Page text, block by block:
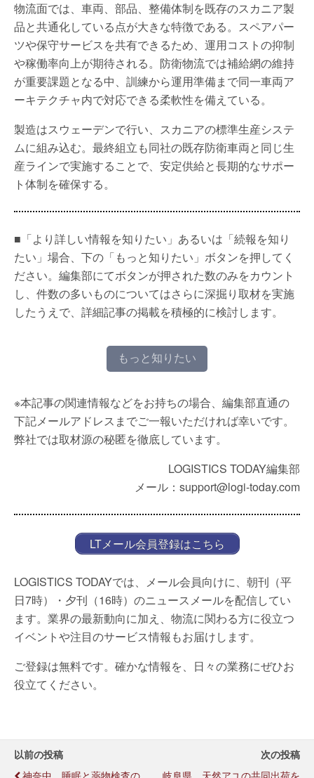
物流面では、車両、部品、整備体制を既存のスカニア製
品と共通化している点が大きな特徴である。スペアパー
ツや保守サービスを共有できるため、運用コストの抑制
や稼働率向上が期待される。防衛物流では補給網の維持
が重要課題となる中、訓練から運用準備まで同一車両ア
ーキテクチャ内で対応できる柔軟性を備えている。
製造はスウェーデンで行い、スカニアの標準生産システ
ムに組み込む。最終組立も同社の既存防衛車両と同じ生
産ラインで実施することで、安定供給と長期的なサポー
ト体制を確保する。
■「より詳しい情報を知りたい」あるいは「続報を知り
たい」場合、下の「もっと知りたい」ボタンを押してく
ださい。編集部にてボタンが押された数のみをカウント
し、件数の多いものについてはさらに深掘り取材を実施
したうえで、詳細記事の掲載を積極的に検討します。
もっと知りたい
※本記事の関連情報などをお持ちの場合、編集部直通の
下記メールアドレスまでご一報いただければ幸いです。
弊社では取材源の秘匿を徹底しています。
LOGISTICS TODAY編集部
メール：support@logi-today.com
LTメール会員登録はこちら
LOGISTICS TODAYでは、メール会員向けに、朝刊（平
日7時）・夕刊（16時）のニュースメールを配信してい
ます。業界の最新動向に加え、物流に関わる方に役立つ
イベントや注目のサービス情報もお届けします。
ご登録は無料です。確かな情報を、日々の業務にぜひお
役立てください。
以前の投稿 次の投稿